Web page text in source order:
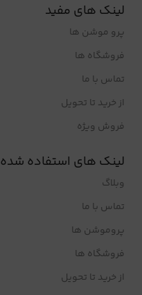
لینک های مفید
پرو موشن ها
فروشگاه ها
تماس با ما
از خرید تا تحویل
فروش ویژه
لینک های استفاده شده
وبلاگ
تماس با ما
پروموشن ها
فروشگاه ها
از خرید تا تحویل